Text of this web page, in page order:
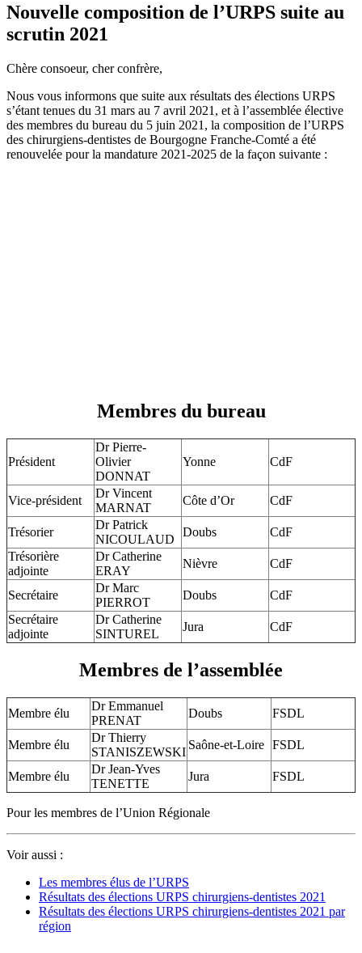
Nouvelle composition de l’URPS suite au
scrutin 2021
Chère consoeur, cher confrère,
Nous vous informons que suite aux résultats des élections URPS
s’étant tenues du 31 mars au 7 avril 2021, et à l’assemblée élective
des membres du bureau du 5 juin 2021, la composition de l’URPS
des chirurgiens-dentistes de Bourgogne Franche-Comté a été
renouvelée pour la mandature 2021-2025 de la façon suivante :
Membres du bureau
Président
Dr Pierre-
Olivier
DONNAT
Yonne CdF
Vice-président
Dr Vincent
MARNAT
Côte d’Or CdF
Trésorier
Dr Patrick
NICOULAUD
Doubs
CdF
Trésorière
adjointe
Dr Catherine
ERAY
Nièvre CdF
Secrétaire
Dr Marc
PIERROT
Doubs
CdF
Secrétaire
adjointe
Dr Catherine
SINTUREL
Jura CdF
Membres de l’assemblée
Membre élu
Dr Emmanuel
PRENAT
Doubs FSDL
Membre élu
Dr Thierry
STANISZEWSKI
Saône-et-Loire FSDL
Membre élu
Dr Jean-Yves
TENETTE
Jura FSDL
Pour les membres de l’Union Régionale
Voir aussi :
Les membres élus de l’URPS
Résultats des élections URPS chirurgiens-dentistes 2021
Résultats des élections URPS chirurgiens-dentistes 2021 par
région